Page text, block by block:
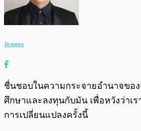
Jirapas
ชื่นชอบในความกระจายอำนาจขอ
ศึกษาและลงทุนกับมัน เพื่อหวังว่าเร
การเปลี่ยนแปลงครั้งนี้